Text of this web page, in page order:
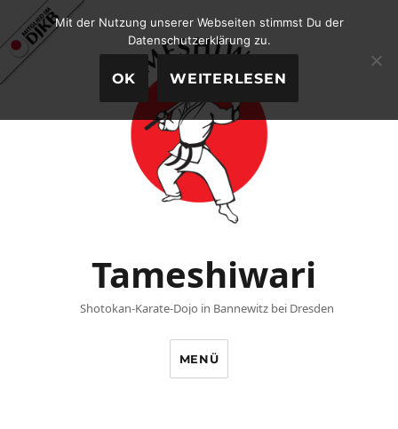
Tameshiwari
Shotokan-Karate-Dojo in Bannewitz bei Dresden
MENÜ
Mit der Nutzung unserer Webseiten stimmst Du der
Datenschutzerklärung zu.
OK WEITERLESEN